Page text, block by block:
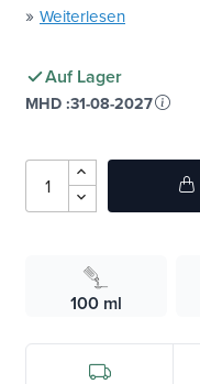
» Weiterlesen
Auf Lager
MHD :31-08-2027
100 ml